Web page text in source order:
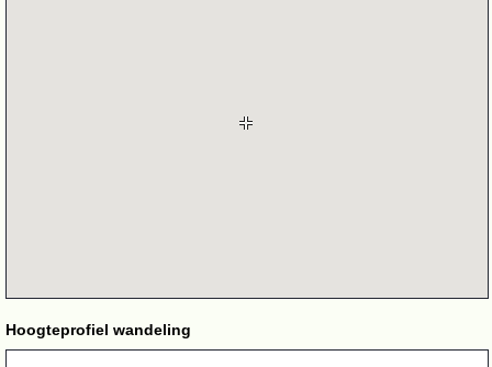
Hoogteprofiel wandeling